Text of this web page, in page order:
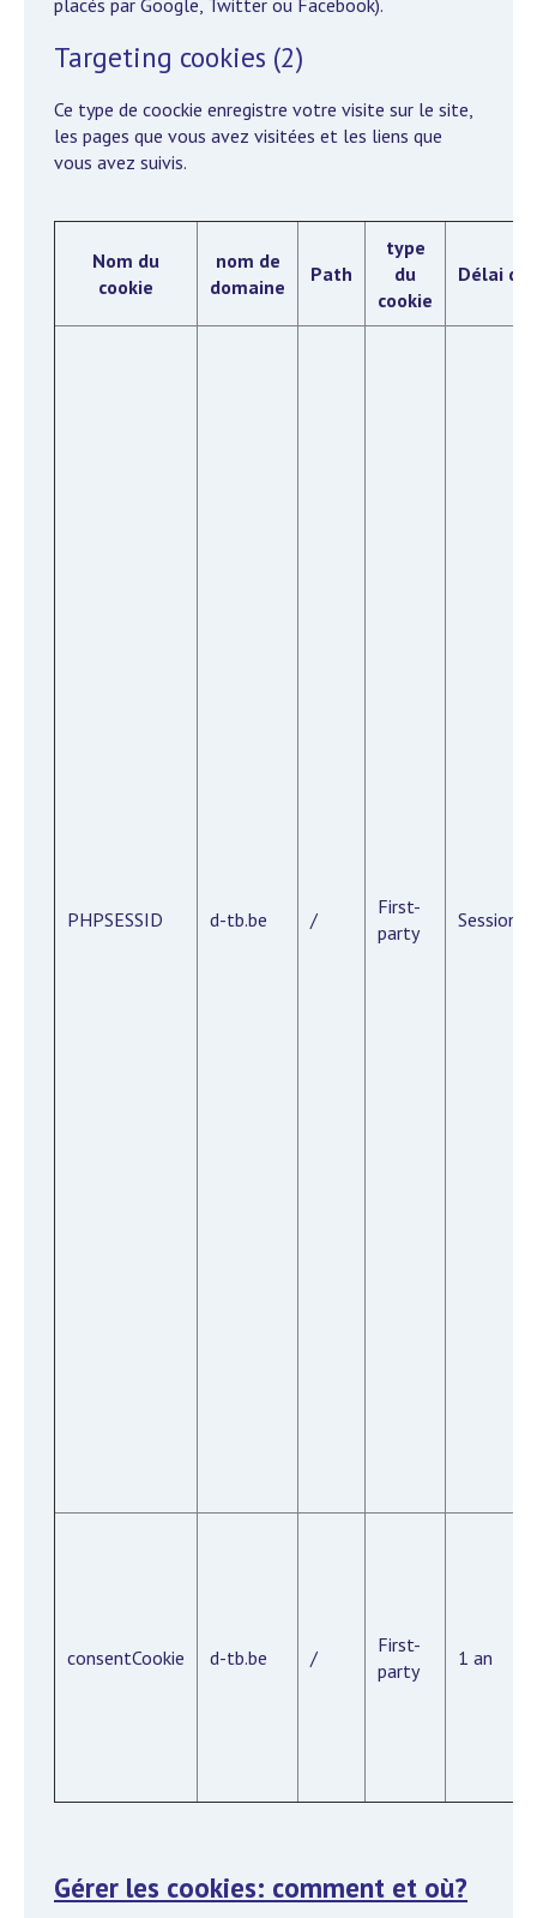
placés par Google, Twitter ou Facebook).
Targeting cookies (2)
Ce type de coockie enregistre votre visite sur le site,
les pages que vous avez visitées et les liens que
vous avez suivis.
Nom du
cookie
nom de
domaine
Path
type
du
cookie
Délai
PHPSESSID d-tb.be /
First-
party
Session
consentCookie d-tb.be /
First-
party
1 an
Gérer les cookies: comment et où?